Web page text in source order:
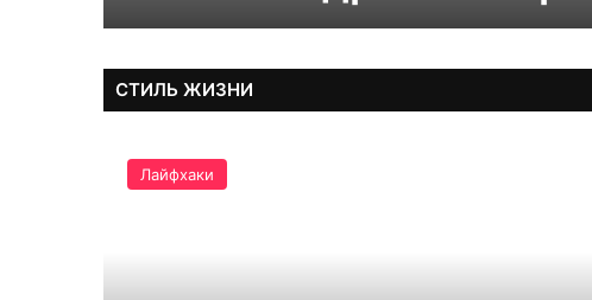
СТИЛЬ ЖИЗНИ
Лайфхаки